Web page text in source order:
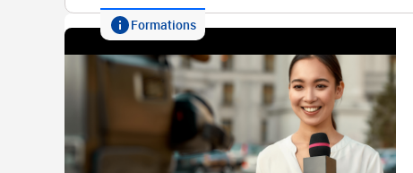
Formations